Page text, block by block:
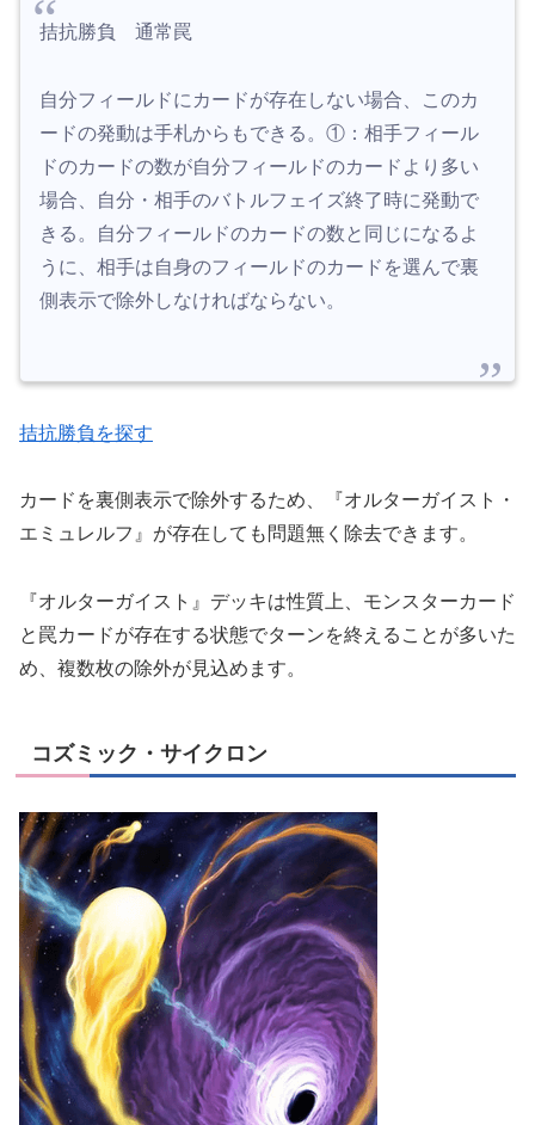
拮抗勝負 通常罠
自分フィールドにカードが存在しない場合、このカ
ードの発動は手札からもできる。①：相手フィール
ドのカードの数が自分フィールドのカードより多い
場合、自分・相手のバトルフェイズ終了時に発動で
きる。自分フィールドのカードの数と同じになるよ
うに、相手は自身のフィールドのカードを選んで裏
側表示で除外しなければならない。
拮抗勝負を探す
カードを裏側表示で除外するため、『オルターガイスト・
エミュレルフ』が存在しても問題無く除去できます。
『オルターガイスト』デッキは性質上、モンスターカード
と罠カードが存在する状態でターンを終えることが多いた
め、複数枚の除外が見込めます。
コズミック・サイクロン